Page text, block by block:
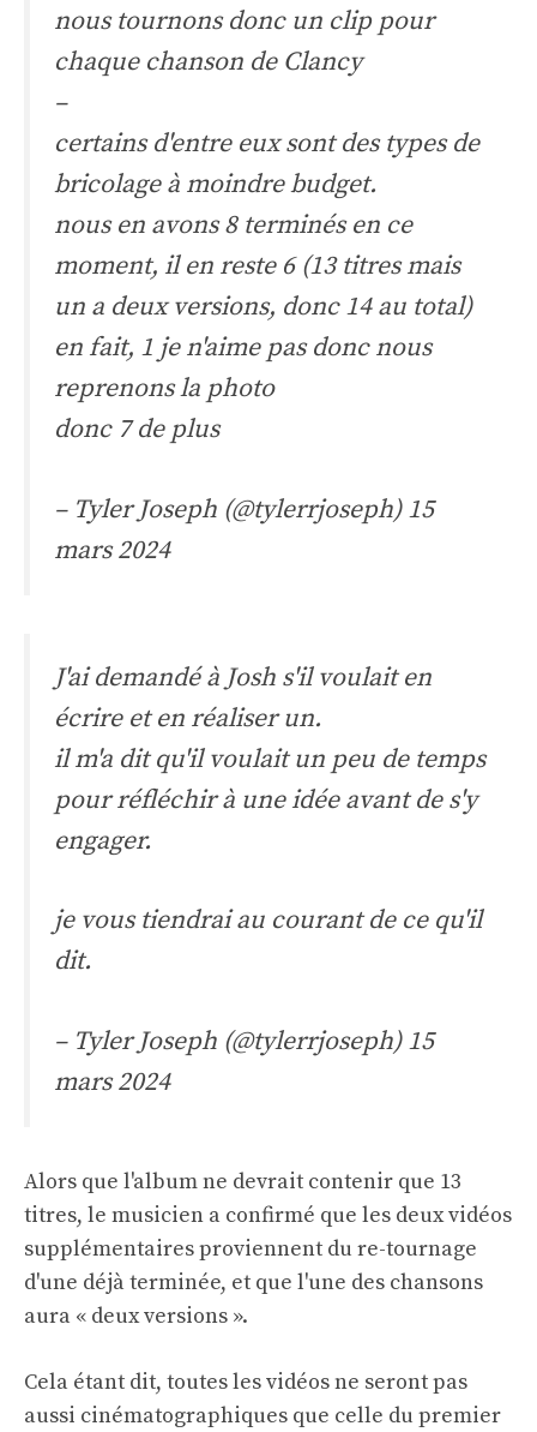
nous tournons donc un clip pour
chaque chanson de Clancy
–
certains d'entre eux sont des types de
bricolage à moindre budget.
nous en avons 8 terminés en ce
moment, il en reste 6 (13 titres mais
un a deux versions, donc 14 au total)
en fait, 1 je n'aime pas donc nous
reprenons la photo
donc 7 de plus
– Tyler Joseph (@tylerrjoseph)15
mars 2024
J'ai demandé à Josh s'il voulait en
écrire et en réaliser un.
il m'a dit qu'il voulait un peu de temps
pour réfléchir à une idée avant de s'y
engager.
je vous tiendrai au courant de ce qu'il
dit.
– Tyler Joseph (@tylerrjoseph)15
mars 2024
Alors que l'album ne devrait contenir que 13
titres, le musicien a confirmé que les deux vidéos
supplémentaires proviennent du re-tournage
d'une déjà terminée, et que l'une des chansons
aura « deux versions ».
Cela étant dit, toutes les vidéos ne seront pas
aussi cinématographiques que celle du premier